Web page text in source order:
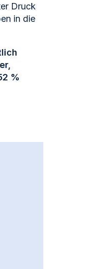
Druck
in die
%